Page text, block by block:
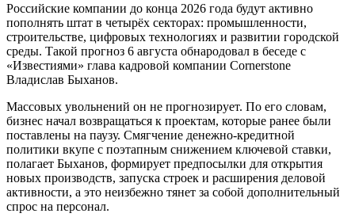
Российские компании до конца 2026 года будут активно
пополнять штат в четырёх секторах: промышленности,
строительстве, цифровых технологиях и развитии городской
среды. Такой прогноз 6 августа обнародовал в беседе с
«Известиями» глава кадровой компании Cornerstone
Владислав Быханов.
Массовых увольнений он не прогнозирует. По его словам,
бизнес начал возвращаться к проектам, которые ранее были
поставлены на паузу. Смягчение денежно-кредитной
политики вкупе с поэтапным снижением ключевой ставки,
полагает Быханов, формирует предпосылки для открытия
новых производств, запуска строек и расширения деловой
активности, а это неизбежно тянет за собой дополнительный
спрос на персонал.